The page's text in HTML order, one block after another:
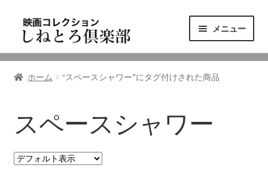
ゲ
シ
へ
キ
テ
ツ
キ
プ
メニュー
ニュース
東三河の映画館
しねとろ倶楽部について
ホーム “スペースシャワー”にタグ付けされた商品
スペースシャワー